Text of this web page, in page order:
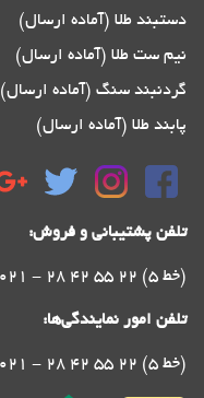
دستبند طلا (آماده ارسال)
نیم ست طلا (آماده ارسال)
گردنبند سنگ (آماده ارسال)
پابند طلا (آماده ارسال)
تلفن پشتیبانی و فروش:
021 - 28 42 55 22 (5 خط)
تلفن امور نمایندگی‌ها:
021 - 28 42 55 22 (5 خط)